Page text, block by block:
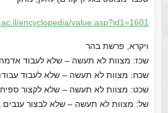
encyclopedia/value.asp?id1=1601
ויקרא, פרשת בהר
שכז: מצוות לא תעשה – שלא לעבוד
שכח: מצוות לא תעשה – שלא לעבוד
שכט: מצוות לא תעשה – שלא לקצור
של: מצוות לא תעשה – שלא לבצור ענבים